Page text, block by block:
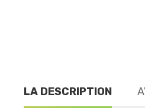
LA DESCRIPTION